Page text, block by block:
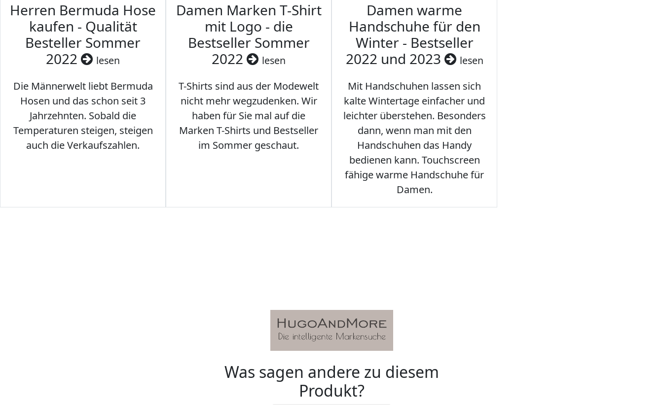
Herren Bermuda Hose
kaufen - Qualität
Besteller Sommer
2022
lesen
Die Männerwelt liebt Bermuda
Hosen und das schon seit 3
Jahrzehnten. Sobald die
Temperaturen steigen, steigen
auch die Verkaufszahlen.
Damen Marken T-Shirt
mit Logo - die
Bestseller Sommer
2022
lesen
T-Shirts sind aus der Modewelt
nicht mehr wegzudenken. Wir
haben für Sie mal auf die
Marken T-Shirts und Bestseller
im Sommer geschaut.
Damen warme
Handschuhe für den
Winter - Bestseller
2022 und 2023
lesen
Mit Handschuhen lassen sich
kalte Wintertage einfacher und
leichter überstehen. Besonders
dann, wenn man mit den
Handschuhen das Handy
bedienen kann. Touchscreen
fähige warme Handschuhe für
Damen.
Was sagen andere zu diesem
Produkt?